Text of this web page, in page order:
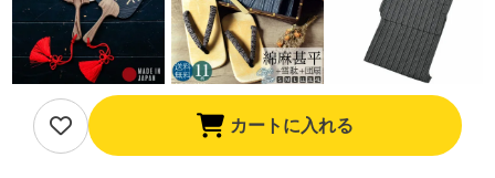
カートに入れる
3,300（税込） 7,801（税込） ¥4,950